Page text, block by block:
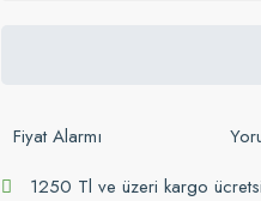
Fiyat Alarmı
1250 Tl ve üzeri kargo